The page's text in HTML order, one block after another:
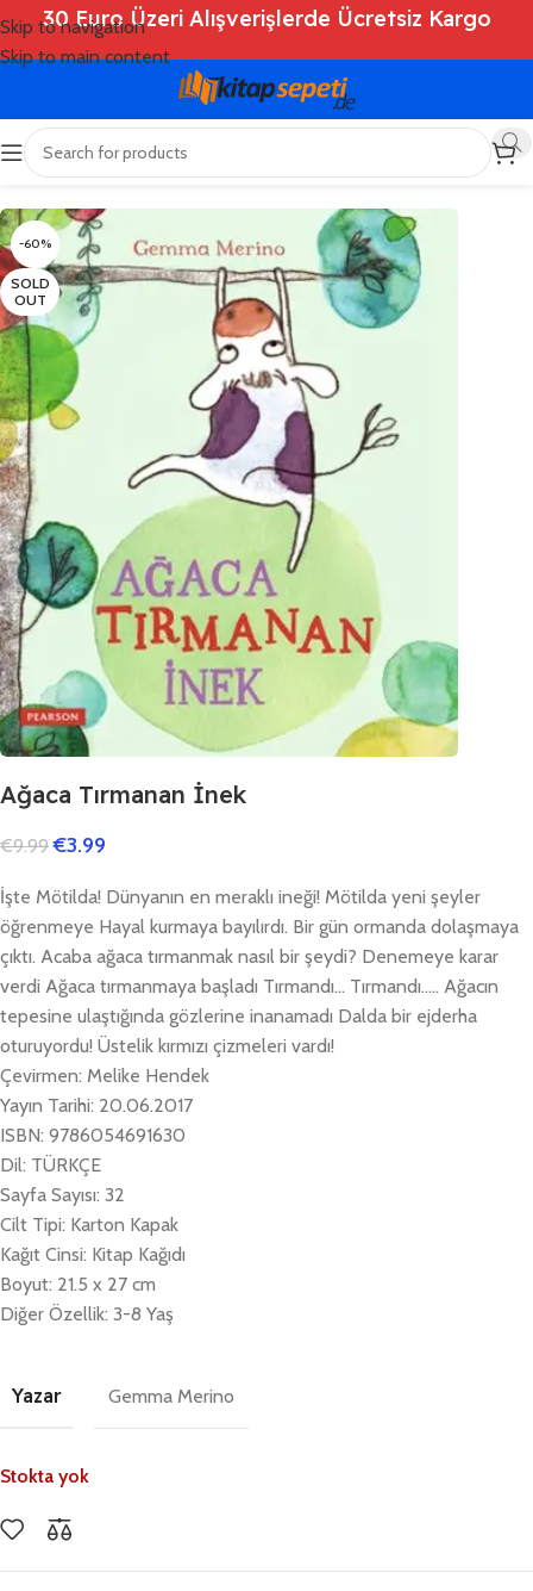
Skip to navigation
Skip to main content
30 Euro Üzeri Alışverişlerde Ücretsiz Kargo
Ana Sayfa Shop
-60%
SOLD
OUT
Ağaca Tırmanan İnek
€9.99 €3.99
İşte Mötilda! Dünyanın en meraklı ineği! Mötilda yeni şeyler
öğrenmeye Hayal kurmaya bayılırdı. Bir gün ormanda dolaşmaya
çıktı. Acaba ağaca tırmanmak nasıl bir şeydi? Denemeye karar
verdi Ağaca tırmanmaya başladı Tırmandı… Tırmandı….. Ağacın
tepesine ulaştığında gözlerine inanamadı Dalda bir ejderha
oturuyordu! Üstelik kırmızı çizmeleri vardı!
Çevirmen: Melike Hendek
Yayın Tarihi: 20.06.2017
ISBN: 9786054691630
Dil: TÜRKÇE
Sayfa Sayısı: 32
Cilt Tipi: Karton Kapak
Kağıt Cinsi: Kitap Kağıdı
Boyut: 21.5 x 27 cm
Diğer Özellik: 3-8 Yaş
Yazar Gemma Merino
Stokta yok